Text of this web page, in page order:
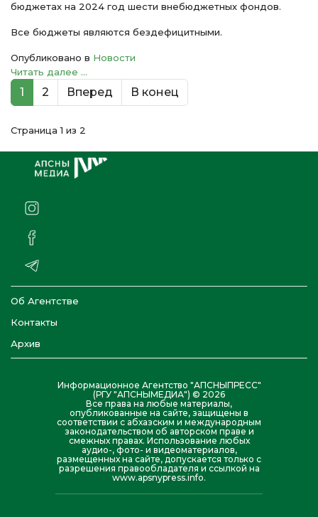
бюджетах на 2024 год шести внебюджетных фондов.
Все бюджеты являются бездефицитными.
Опубликовано в Новости
Читать далее ...
1 2 Вперед В конец
Страница 1 из 2
Об Агентстве
Контакты
Архив
Информационное Агентство "АПСНЫПРЕСС"
(РГУ "АПСНЫМЕДИА") © 2026
Все права на любые материалы,
опубликованные на сайте, защищены в
соответствии с абхазским и международным
законодательством об авторском праве и
смежных правах. Использование любых
аудио-, фото- и видеоматериалов,
размещенных на сайте, допускается только с
разрешения правообладателя и ссылкой на
www.apsnypress.info.